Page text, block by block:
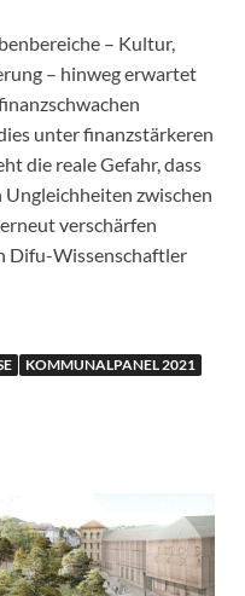
– Kultur,
– hinweg erwartet
unter finanzstärkeren
die reale Gefahr, dass
Ungleichheiten zwischen
verschärfen
Difu-Wissenschaftler
KOMMUNALPANEL 2021